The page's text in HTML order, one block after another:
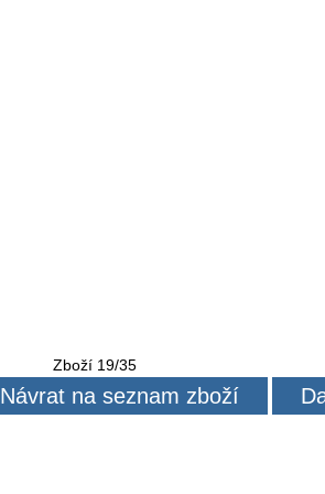
Zboží 19/35
Návrat na seznam zboží